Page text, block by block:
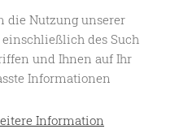
Categories:Alle Produkte
die Nutzung unserer
des Such
und Ihnen auf Ihr
Informationen
Information